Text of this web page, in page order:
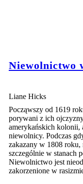
Niewolnictwo
Liane Hicks
Począwszy od 1619
porywani z ich
amerykańskich
niewolnicy. Podczas
zakazany w 1808
szczególnie w stanach
Niewolnictwo jest
zakorzenione w